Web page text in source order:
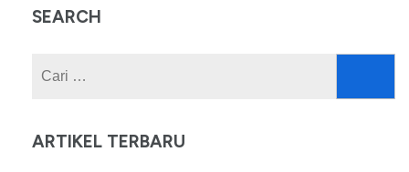
SEARCH
ARTIKEL TERBARU